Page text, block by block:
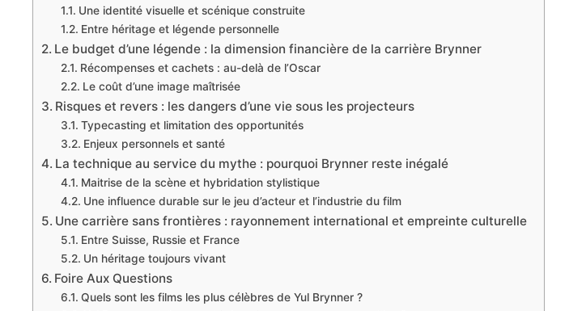
Une identité visuelle et scénique construite
Entre héritage et légende personnelle
Le budget d’une légende : la dimension financière de la carrière Brynner
Récompenses et cachets : au-delà de l’Oscar
Le coût d’une image maîtrisée
Risques et revers : les dangers d’une vie sous les projecteurs
Typecasting et limitation des opportunités
Enjeux personnels et santé
La technique au service du mythe : pourquoi Brynner reste inégalé
Maitrise de la scène et hybridation stylistique
Une influence durable sur le jeu d’acteur et l’industrie du film
Une carrière sans frontières : rayonnement international et empreinte culturelle
Entre Suisse, Russie et France
Un héritage toujours vivant
Foire Aux Questions
Quels sont les films les plus célèbres de Yul Brynner ?